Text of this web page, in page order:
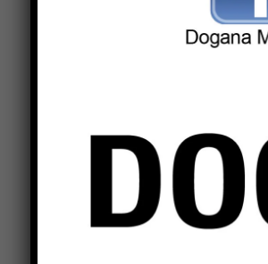
Benedetta); lunedì 30
giovedì 2 gennaio, alle ore
con Antonia) e alle ore
acquafitness dovranno
l’app, come avviene
riprenderanno
prenotate tramite app.
Previous article
Tanti eventi culturali